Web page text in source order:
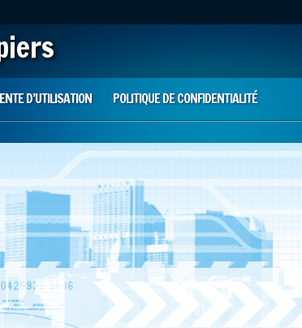
D’UTILISATION POLITIQUE DE CONFIDENTIALITÉ